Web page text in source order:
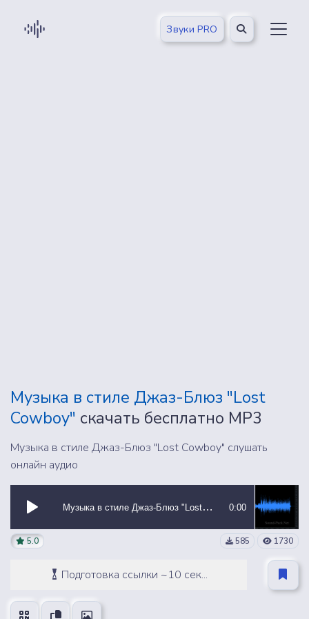
Звуки PRO
Музыка в стиле Джаз-Блюз "Lost
Cowboy" скачать бесплатно MP3
Музыка в стиле Джаз-Блюз "Lost Cowboy" слушать
онлайн аудио
Музыка в стиле Джаз-Блюз "Lost Cowboy" 0:00
5.0 585 1730
Подготовка ссылки ~10 сек...